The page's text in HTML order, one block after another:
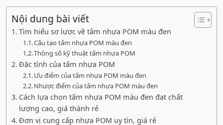
Nội dung bài viết
Tìm hiểu sơ lược về tấm nhựa POM màu đen
Cấu tạo tấm nhựa POM màu đen
Thông số kỹ thuật tấm nhựa POM
Đặc tính của tấm nhựa POM
Ưu điểm của tấm nhựa POM màu đen
Nhược điểm của tấm nhựa POM màu đen
Cách lựa chọn tấm nhựa POM màu đen đạt chất
lượng cao, giá thành rẻ
Đơn vị cung cấp nhựa POM uy tín, giá rẻ